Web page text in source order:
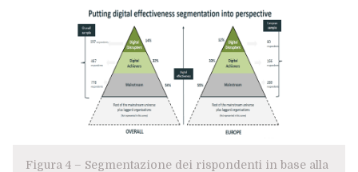
Figura 4 – Segmentazione dei rispondenti in base alla